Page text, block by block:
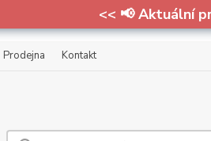
<< 📢 Aktuální
Prodejna Kontakt